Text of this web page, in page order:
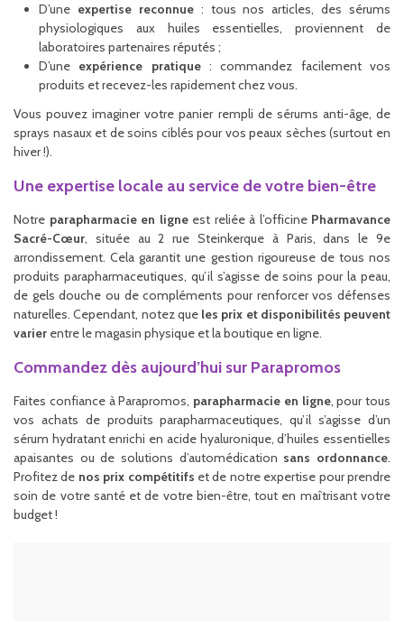
D’une expertise reconnue: tous nos articles, des sérums
physiologiques aux huiles essentielles, proviennent de
laboratoires partenaires réputés ;
D’une expérience pratique: commandez facilement vos
produits et recevez-les rapidement chez vous.
Vous pouvez imaginer votre panier rempli de sérums anti-âge, de
sprays nasaux et de soins ciblés pour vos peaux sèches (surtout en
hiver !).
Une expertise locale au service de votre bien-être
Notre parapharmacie en ligneest reliée à l’officine Pharmavance
Sacré-Cœur, située au 2 rue Steinkerque à Paris, dans le 9e
arrondissement. Cela garantit une gestion rigoureuse de tous nos
produits parapharmaceutiques, qu’il s’agisse de soins pour la peau,
de gels douche ou de compléments pour renforcer vos défenses
naturelles. Cependant, notez que les prix et disponibilités peuvent
varier entre le magasin physique et la boutique en ligne.
Commandez dès aujourd’hui sur Parapromos
Faites confiance à Parapromos, parapharmacie en ligne, pour tous
vos achats de produits parapharmaceutiques, qu’il s’agisse d’un
sérum hydratant enrichi en acide hyaluronique, d’huiles essentielles
apaisantes ou de solutions d’automédication sans ordonnance.
Profitez de nos prix compétitifs et de notre expertise pour prendre
soin de votre santé et de votre bien-être, tout en maîtrisant votre
budget !